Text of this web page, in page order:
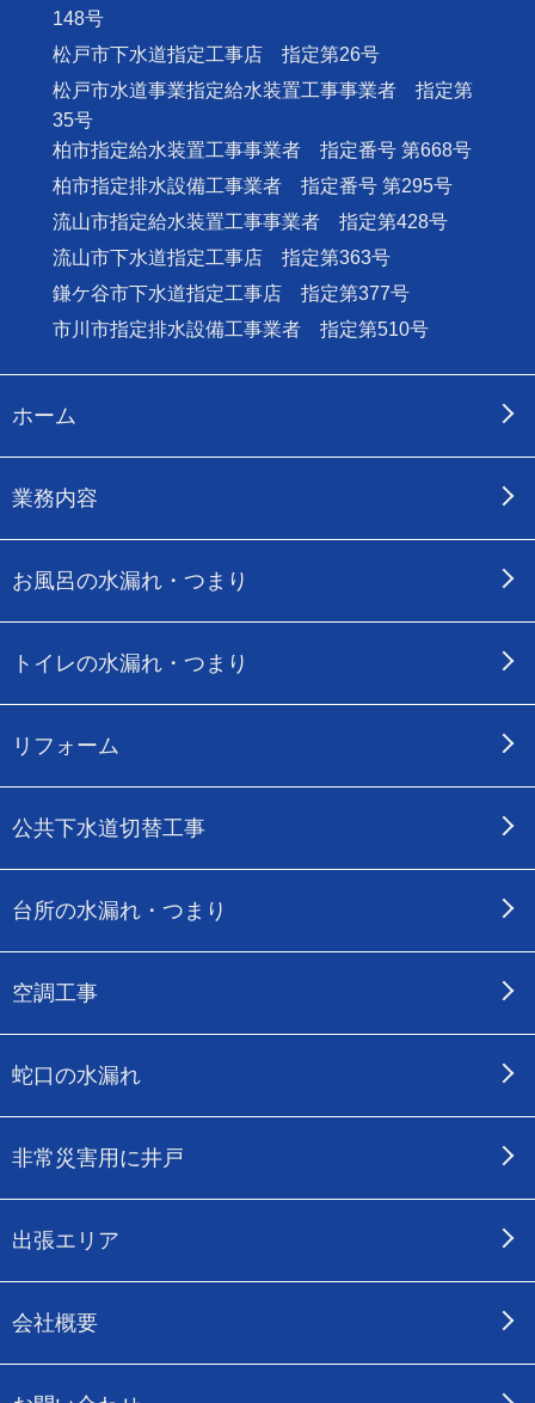
148号
松戸市下水道指定工事店 指定第26号
松戸市水道事業指定給水装置工事事業者 指定第
35号
柏市指定給水装置工事事業者 指定番号 第668号
柏市指定排水設備工事業者 指定番号 第295号
流山市指定給水装置工事事業者 指定第428号
流山市下水道指定工事店 指定第363号
鎌ケ谷市下水道指定工事店 指定第377号
市川市指定排水設備工事業者 指定第510号
ホーム
業務内容
お風呂の水漏れ・つまり
トイレの水漏れ・つまり
リフォーム
公共下水道切替工事
台所の水漏れ・つまり
空調工事
蛇口の水漏れ
非常災害用に井戸
出張エリア
会社概要